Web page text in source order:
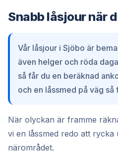
Snabb låsjour när
Vår låsjour i Sjöbo är
även helger och röda
så får du en beräknad
och en låssmed på väg
När olyckan är framme
vi en låssmed redo att rycka
närområdet.